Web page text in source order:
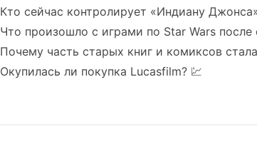
Кто сейчас контролирует «Индиану
Что произошло с играми по Star Wars после
Почему часть старых книг и комиксов
Окупилась ли покупка Lucasfilm? 💹